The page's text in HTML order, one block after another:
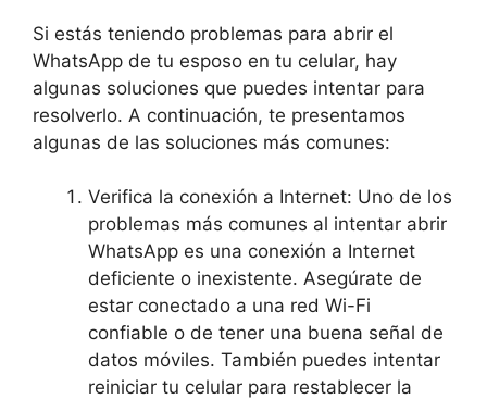
Si estás teniendo problemas para abrir el
WhatsApp de tu esposo en tu celular, hay
algunas soluciones que puedes intentar para
resolverlo. A continuación, te presentamos
algunas de las soluciones más comunes:
Verifica la conexión a Internet: Uno de los
problemas más comunes al intentar abrir
WhatsApp es una conexión a Internet
deficiente o inexistente. Asegúrate de
estar conectado a una red Wi-Fi
confiable o de tener una buena señal de
datos móviles. También puedes intentar
reiniciar tu celular para restablecer la